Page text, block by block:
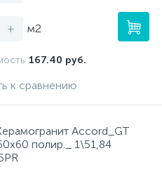
+ м2
167.40 руб.
к сравнению
Accord_GT
полир._ 1\51,84